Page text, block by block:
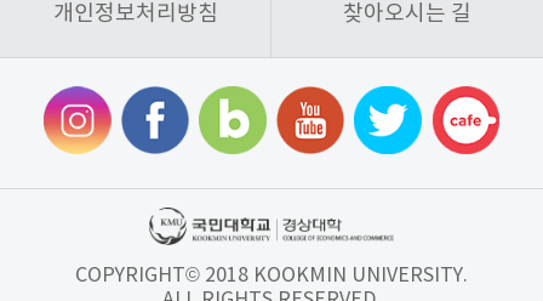
개인정보처리방침 찾아오시는 길
COPYRIGHT© 2018 KOOKMIN UNIVERSITY.